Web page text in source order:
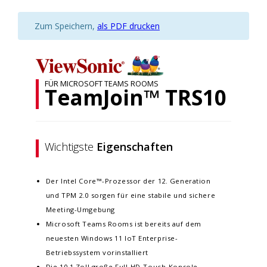
Zum Speichern, als PDF drucken
FÜR MICROSOFT TEAMS ROOMS
TeamJoin™ TRS10
Wichtigste Eigenschaften
Der Intel Core™-Prozessor der 12. Generation
und TPM 2.0 sorgen für eine stabile und sichere
Meeting-Umgebung
Microsoft Teams Rooms ist bereits auf dem
neuesten Windows 11 IoT Enterprise-
Betriebssystem vorinstalliert